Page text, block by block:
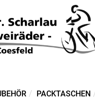
PACKTASCHEN